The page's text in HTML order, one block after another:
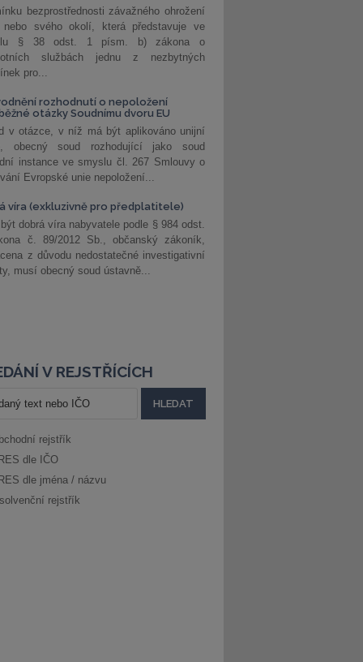
bezprostřednosti závažného ohrožení
nebo svého okolí, která představuje ve
§ 38 odst. 1 písm. b) zákona o
službách jednu z nezbytných
pro...
rozhodnutí o nepoložení
otázky Soudnímu dvoru EU
v otázce, v níž má být aplikováno unijní
obecný soud rozhodující jako soud
instance ve smyslu čl. 267 Smlouvy o
Evropské unie nepoložení...
víra (exkluzivně pro předplatitele)
dobrá víra nabyvatele podle § 984 odst.
č. 89/2012 Sb., občanský zákoník,
z důvodu nedostatečné investigativní
musí obecný soud ústavně...
V REJSTŘÍCÍCH
rejstřík
dle IČO
dle jména / názvu
rejstřík